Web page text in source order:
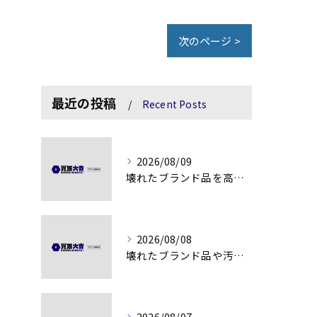
次のページ >
最近の投稿 Recent Posts
2026/08/09
壊れたブランド品を高額査定に変える秘訣
2026/08/08
壊れたブランド品や汚れアクセサリーの買取価値解説